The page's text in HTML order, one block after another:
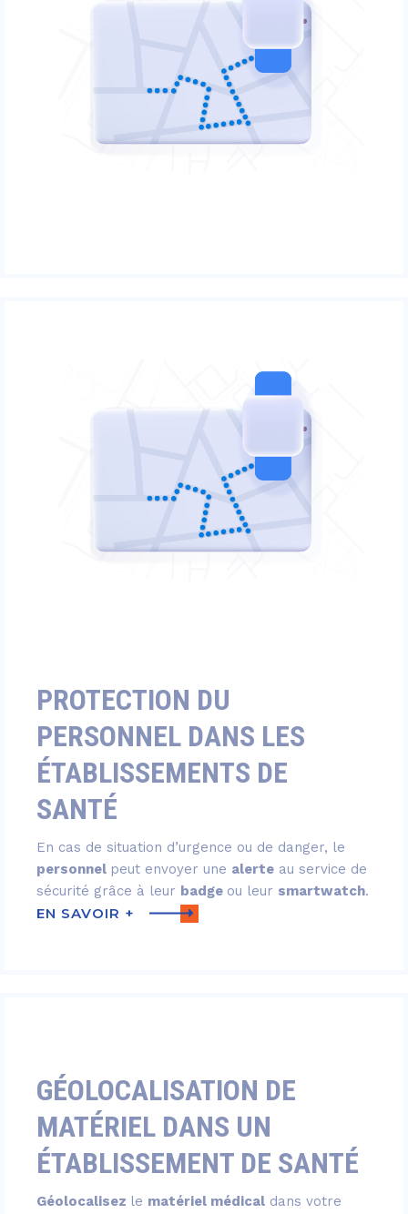
PROTECTION DU
PERSONNEL DANS LES
ÉTABLISSEMENTS DE
SANTÉ
En cas de situation d’urgence ou de danger, le
personnel peut envoyer une alerte au service de
sécurité grâce à leur badge ou leur smartwatch.
EN SAVOIR +
GÉOLOCALISATION DE
MATÉRIEL DANS UN
ÉTABLISSEMENT DE SANTÉ
Géolocalisez le matériel médical dans votre